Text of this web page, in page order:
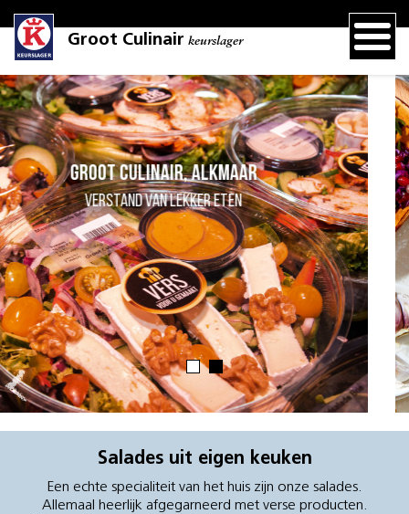
Groot Culinair keurslager
Groot Culinair, Alkmaar
Verstand van lekker eten
Salades uit eigen keuken
Een echte specialiteit van het huis zijn onze salades.
Allemaal heerlijk afgegarneerd met verse producten.